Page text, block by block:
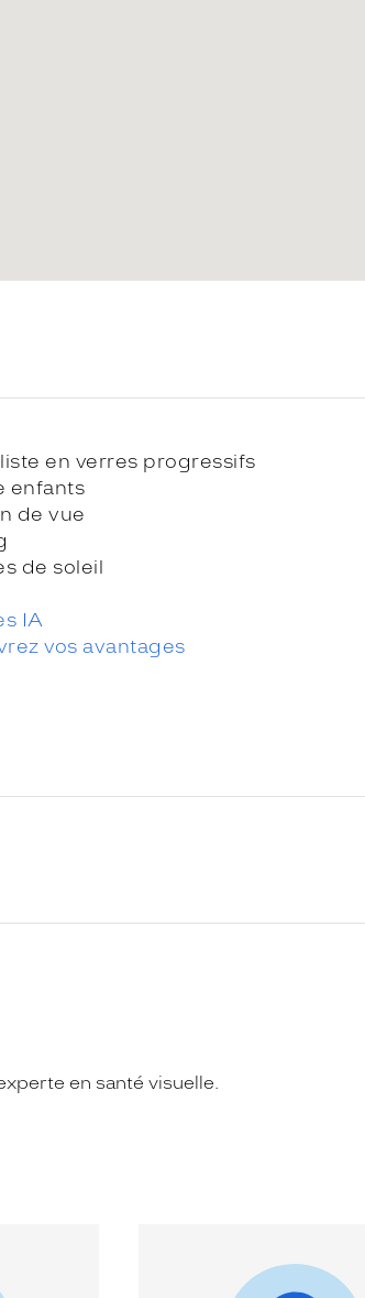
en verres progressifs
enfants
de vue
de soleil
IA
vos avantages
en santé visuelle.